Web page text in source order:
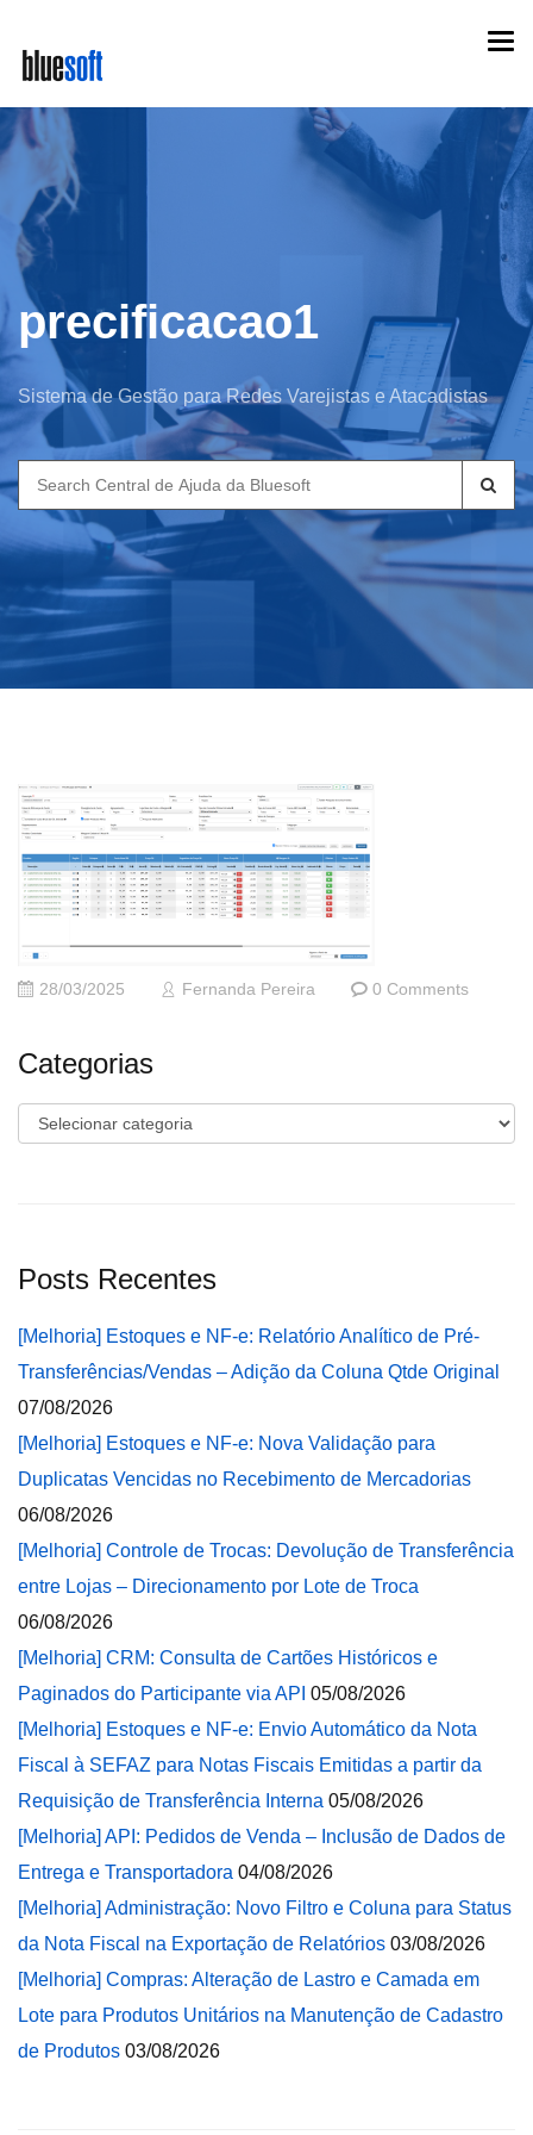
main
content
precificacao1
Sistema de Gestão para Redes Varejistas e Atacadistas
Search
for:
28/03/2025 Fernanda Pereira 0 Comments
Categorias
Categorias
Posts Recentes
[Melhoria] Estoques e NF-e: Relatório Analítico de Pré-
Transferências/Vendas – Adição da Coluna Qtde Original
07/08/2026
[Melhoria] Estoques e NF-e: Nova Validação para
Duplicatas Vencidas no Recebimento de Mercadorias
06/08/2026
[Melhoria] Controle de Trocas: Devolução de Transferência
entre Lojas – Direcionamento por Lote de Troca
06/08/2026
[Melhoria] CRM: Consulta de Cartões Históricos e
Paginados do Participante via API 05/08/2026
[Melhoria] Estoques e NF-e: Envio Automático da Nota
Fiscal à SEFAZ para Notas Fiscais Emitidas a partir da
Requisição de Transferência Interna 05/08/2026
[Melhoria] API: Pedidos de Venda – Inclusão de Dados de
Entrega e Transportadora 04/08/2026
[Melhoria] Administração: Novo Filtro e Coluna para Status
da Nota Fiscal na Exportação de Relatórios 03/08/2026
[Melhoria] Compras: Alteração de Lastro e Camada em
Lote para Produtos Unitários na Manutenção de Cadastro
de Produtos 03/08/2026